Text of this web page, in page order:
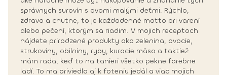
správnych surovín s dvomi malými deťmi. Rýchlo,
zdravo a chutne, to je každodenné motto pri varení
alebo pečení, ktorým sa riadim. V mojich receptoch
nájdete prirodzené produkty ako zelenina, ovocie,
strukoviny, obilniny, ryby, kuracie mäso a taktiež
mám rada, keď to na tanieri všetko pekne farebne
ladí. To ma priviedlo aj k foteniu jedál a viac mojich